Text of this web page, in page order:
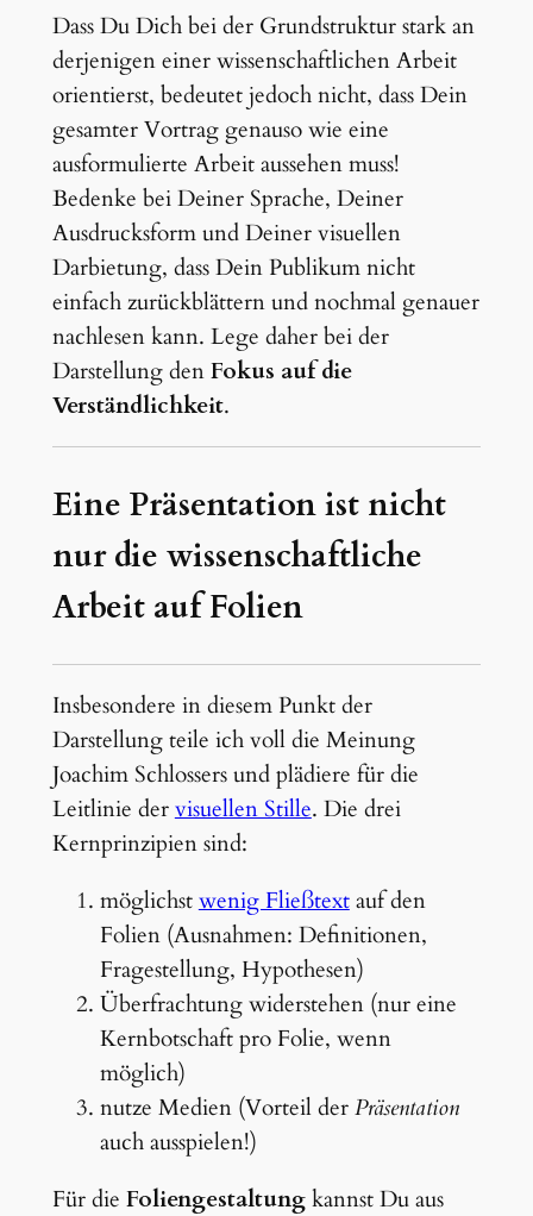
Dass Du Dich bei der Grundstruktur stark an
derjenigen einer wissenschaftlichen Arbeit
orientierst, bedeutet jedoch nicht, dass Dein
gesamter Vortrag genauso wie eine
ausformulierte Arbeit aussehen muss!
Bedenke bei Deiner Sprache, Deiner
Ausdrucksform und Deiner visuellen
Darbietung, dass Dein Publikum nicht
einfach zurückblättern und nochmal genauer
nachlesen kann. Lege daher bei der
Darstellung denFokus auf die
Verständlichkeit.
Eine Präsentation ist nicht
nur die wissenschaftliche
Arbeit auf Folien
Insbesondere in diesem Punkt der
Darstellung teile ich voll die Meinung
Joachim Schlossers und plädiere für die
Leitlinie dervisuellen Stille. Die drei
Kernprinzipien sind:
möglichstwenig Fließtextauf den
Folien (Ausnahmen: Definitionen,
Fragestellung, Hypothesen)
Überfrachtung widerstehen (nur eine
Kernbotschaft pro Folie, wenn
möglich)
nutze Medien (Vorteil derPräsentation
auch ausspielen!)
Für die Foliengestaltungkannst Du aus